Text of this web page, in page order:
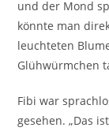
und der Mond
könnte man
leuchteten
Glühwürmchen
Fibi war
gesehen. „Das